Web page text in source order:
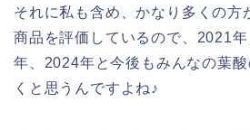
それに私も含め、かなり多くの方
商品を評価しているので、2021
年、2024年と今後もみんなの葉
くと思うんですよね♪